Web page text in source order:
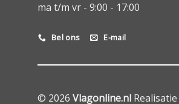
ma t/m vr - 9:00 - 17:00
Bel ons E-mail
© 2026 Vlagonline.nl Realisatie